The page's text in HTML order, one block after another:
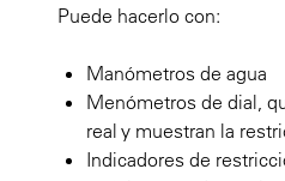
Puede hacerlo con:
Manómetros de agua
Menómetros de dial,
real y muestran la
Indicadores de